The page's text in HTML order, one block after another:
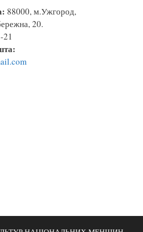
88000, м.Ужгород,
20.
21